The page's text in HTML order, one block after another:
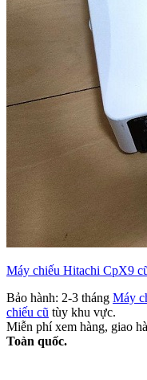
Máy chiếu Hitachi CpX9
Bảo hành: 2-3 tháng Máy
chiếu cũ tùy khu vực.
Miễn phí xem hàng, giao
Toàn quốc.